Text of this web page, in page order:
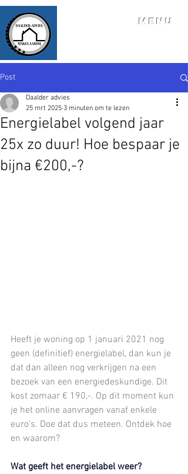
MENU
Post
Energielabel volgend jaar
25x zo duur! Hoe bespaar je
bijna €200,-?
Daalder advies
25 mrt 2025 3 minuten om te lezen
Heeft je woning op 1 januari 2021 nog
geen (definitief) energielabel, dan kun je
dat dan alleen nog verkrijgen na een
bezoek van een energiedeskundige. Dit
kost zomaar € 190,-. Op dit moment kun
je het online aanvragen vanaf enkele
euro's. Doe dat dus meteen. Ontdek hoe
en waarom?
Wat geeft het energielabel weer?